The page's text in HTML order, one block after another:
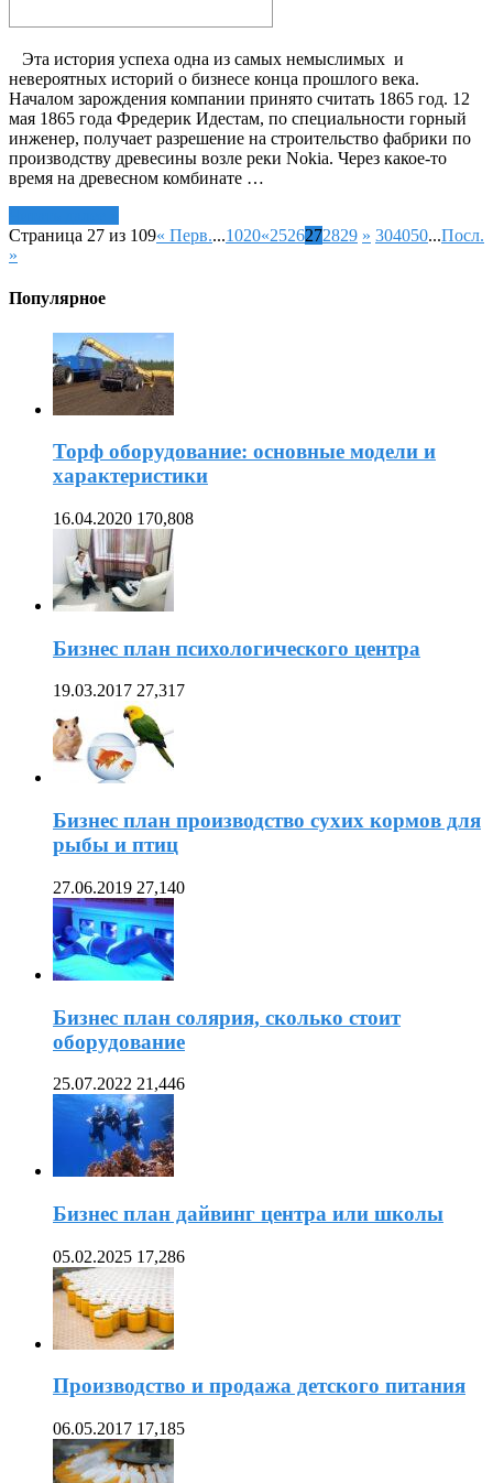
Эта история успеха одна из самых немыслимых и
невероятных историй о бизнесе конца прошлого века.
Началом зарождения компании принято считать 1865 год. 12
мая 1865 года Фредерик Идестам, по специальности горный
инженер, получает разрешение на строительство фабрики по
производству древесины возле реки Nokia. Через какое-то
время на древесном комбинате …
Страница 27 из 109« Перв....1020«2526272829 » 304050...Посл.
»
Популярное
Торф оборудование: основные модели и
характеристики
16.04.2020 170,808
Бизнес план психологического центра
19.03.2017 27,317
Бизнес план производство сухих кормов для
рыбы и птиц
27.06.2019 27,140
Бизнес план солярия, сколько стоит
оборудование
25.07.2022 21,446
Бизнес план дайвинг центра или школы
05.02.2025 17,286
Производство и продажа детского питания
06.05.2017 17,185